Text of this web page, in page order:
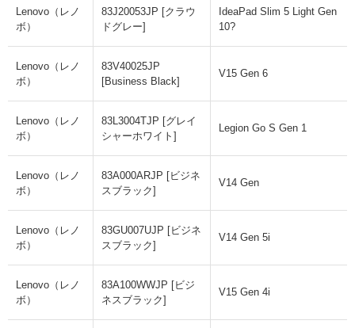
Lenovo（レノ
ボ）
83J20053JP [クラウ
ドグレー]
IdeaPad Slim 5 Light Gen
10?
Lenovo（レノ
ボ）
83V40025JP
[Business Black]
V15 Gen 6
Lenovo（レノ
ボ）
83L3004TJP [グレイ
シャーホワイト]
Legion Go S Gen 1
Lenovo（レノ
ボ）
83A000ARJP [ビジネ
スブラック]
V14 Gen
Lenovo（レノ
ボ）
83GU007UJP [ビジネ
スブラック]
V14 Gen 5i
Lenovo（レノ
ボ）
83A100WWJP [ビジ
ネスブラック]
V15 Gen 4i